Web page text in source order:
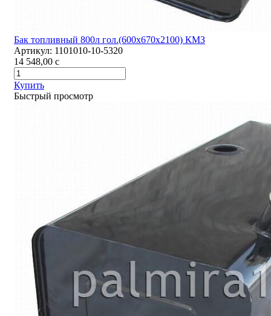
Бак топливный 800л гол.(600х670х2100) КМЗ
Артикул: 1101010-10-5320
14 548,00 c
Купить
Быстрый просмотр